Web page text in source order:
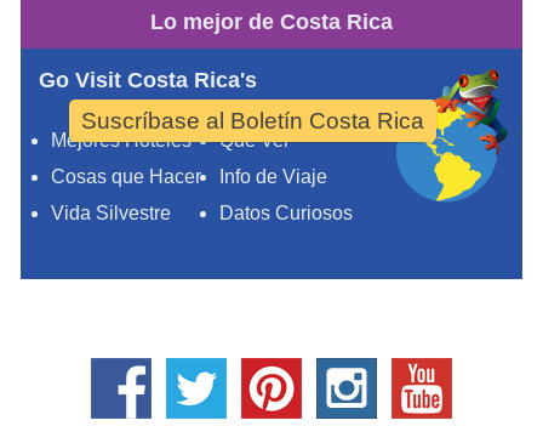
Lo mejor de Costa Rica
Go Visit Costa Rica's
Mejores Hoteles
Qué Ver
Cosas que Hacer
Info de Viaje
Vida Silvestre
Datos Curiosos
Suscríbase al Boletín Costa Rica